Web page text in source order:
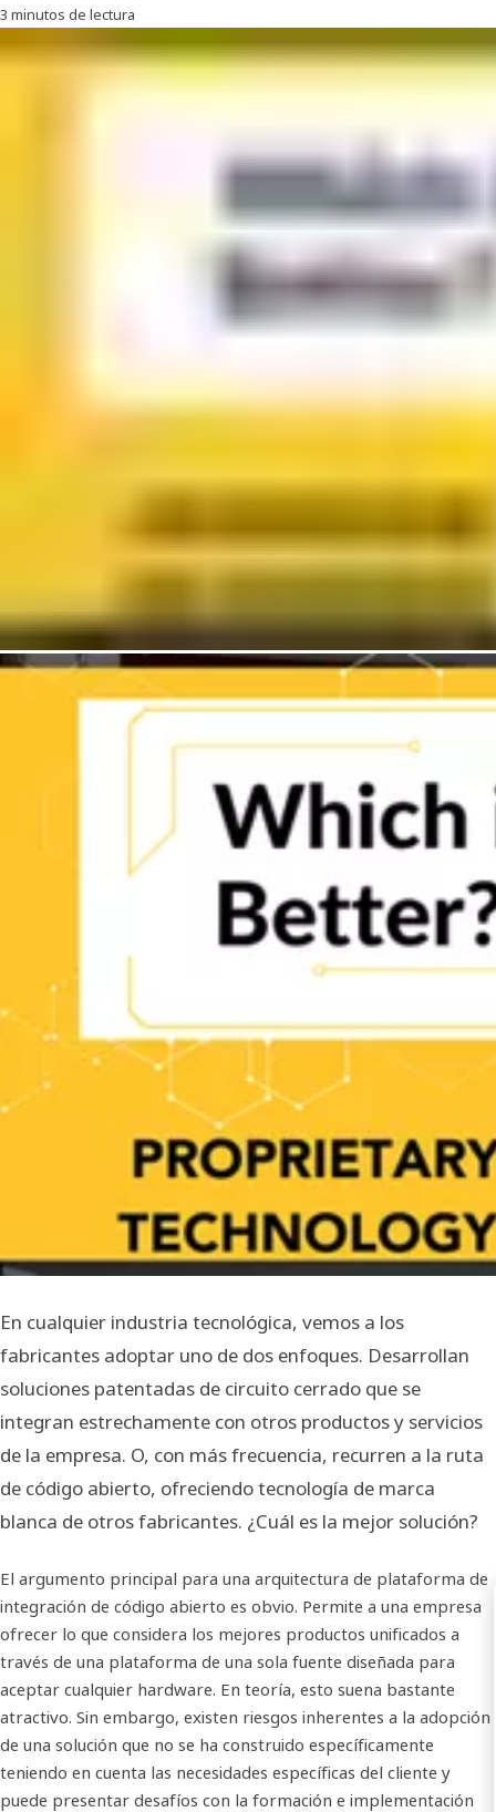
3 minutos de lectura
En cualquier industria tecnológica, vemos a los
fabricantes adoptar uno de dos enfoques. Desarrollan
soluciones patentadas de circuito cerrado que se
integran estrechamente con otros productos y servicios
de la empresa. O, con más frecuencia, recurren a la ruta
de código abierto, ofreciendo tecnología de marca
blanca de otros fabricantes. ¿Cuál es la mejor solución?
El argumento principal para una arquitectura de plataforma de
integración de código abierto es obvio. Permite a una empresa
ofrecer lo que considera los mejores productos unificados a
través de una plataforma de una sola fuente diseñada para
aceptar cualquier hardware. En teoría, esto suena bastante
atractivo. Sin embargo, existen riesgos inherentes a la adopción
de una solución que no se ha construido específicamente
teniendo en cuenta las necesidades específicas del cliente y
puede presentar desafíos con la formación e implementación